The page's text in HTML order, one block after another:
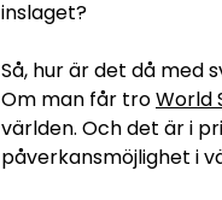
inslaget?
Så, hur är det då med
Om man får troWorld
världen. Och det är i
påverkansmöjlighet i